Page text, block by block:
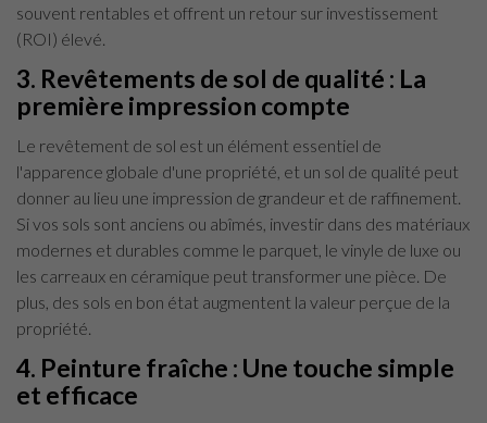
souvent rentables et offrent un retour sur investissement
(ROI) élevé.
3. Revêtements de sol de qualité : La
première impression compte
Le revêtement de sol est un élément essentiel de
l'apparence globale d'une propriété, et un sol de qualité peut
donner au lieu une impression de grandeur et de raffinement.
Si vos sols sont anciens ou abîmés, investir dans des matériaux
modernes et durables comme le parquet, le vinyle de luxe ou
les carreaux en céramique peut transformer une pièce. De
plus, des sols en bon état augmentent la valeur perçue de la
propriété.
4. Peinture fraîche : Une touche simple
et efficace